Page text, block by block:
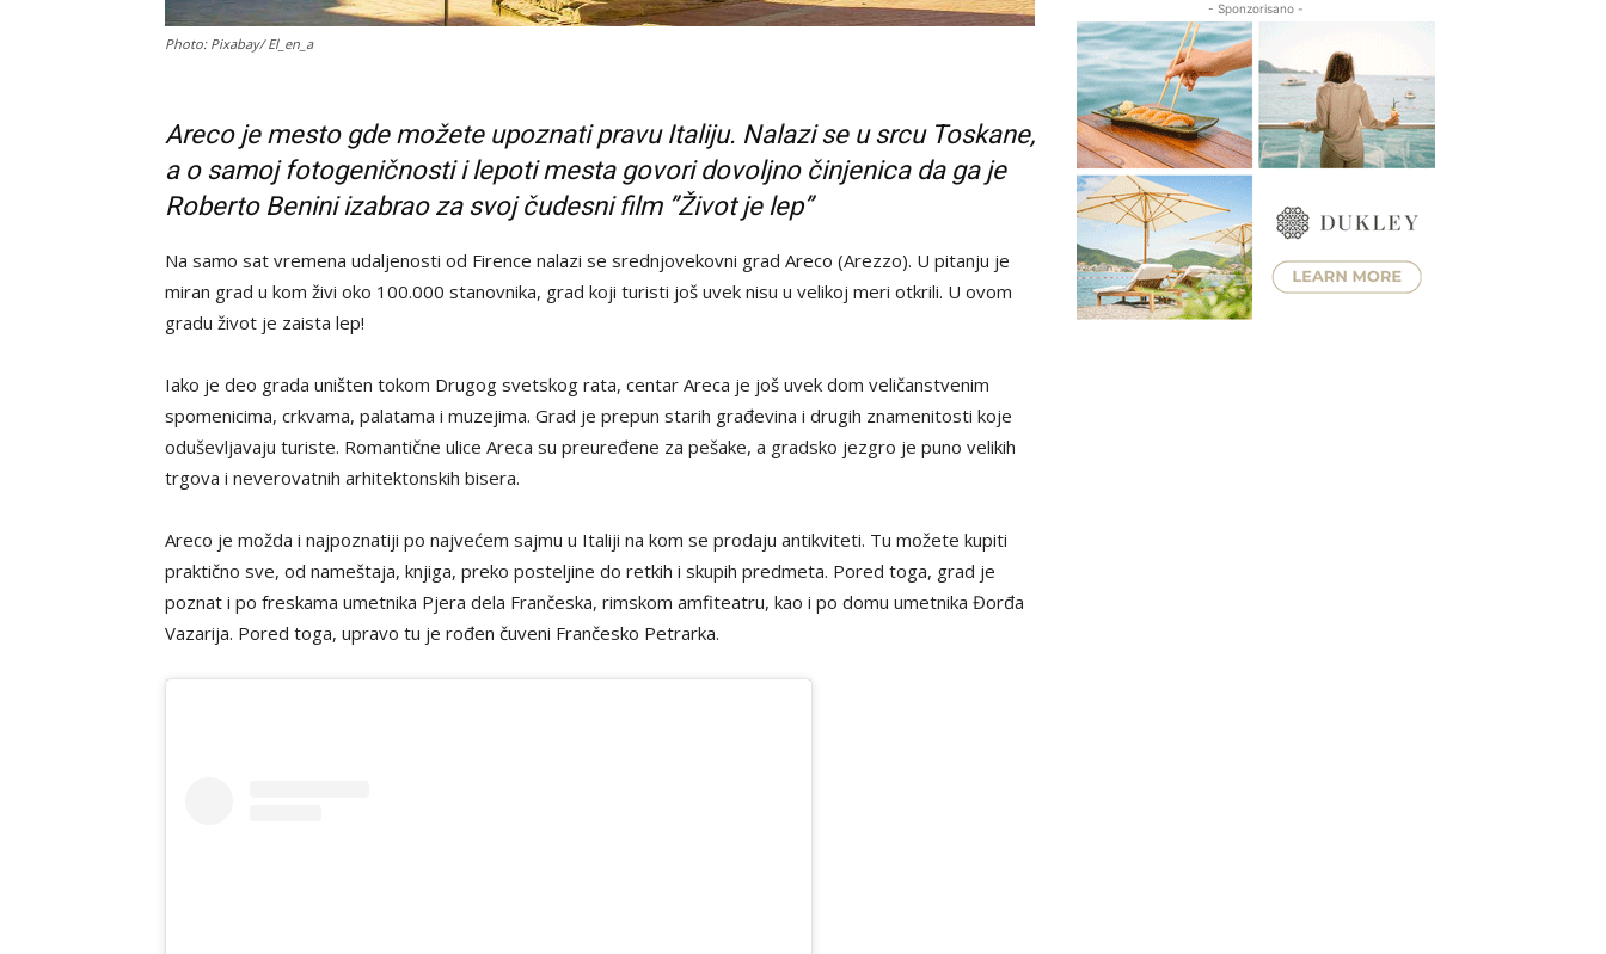
Photo: Pixabay/ El_en_a
Areco je mesto gde možete upoznati pravu Italiju. Nalazi se u srcu Toskane,
a o samoj fotogeničnosti i lepoti mesta govori dovoljno činjenica da ga je
Roberto Benini izabrao za svoj čudesni film ”Život je lep”
Na samo sat vremena udaljenosti od Firence nalazi se srednjovekovni grad Areco (Arezzo). U pitanju je
miran grad u kom živi oko 100.000 stanovnika, grad koji turisti još uvek nisu u velikoj meri otkrili. U ovom
gradu život je zaista lep!
Iako je deo grada uništen tokom Drugog svetskog rata, centar Areca je još uvek dom veličanstvenim
spomenicima, crkvama, palatama i muzejima. Grad je prepun starih građevina i drugih znamenitosti koje
oduševljavaju turiste. Romantične ulice Areca su preuređene za pešake, a gradsko jezgro je puno velikih
trgova i neverovatnih arhitektonskih bisera.
Areco je možda i najpoznatiji po najvećem sajmu u Italiji na kom se prodaju antikviteti. Tu možete kupiti
praktično sve, od nameštaja, knjiga, preko posteljine do retkih i skupih predmeta. Pored toga, grad je
poznat i po freskama umetnika Pjera dela Frančeska, rimskom amfiteatru, kao i po domu umetnika Đorđa
Vazarija. Pored toga, upravo tu je rođen čuveni Frančesko Petrarka.
- Sponzorisano -